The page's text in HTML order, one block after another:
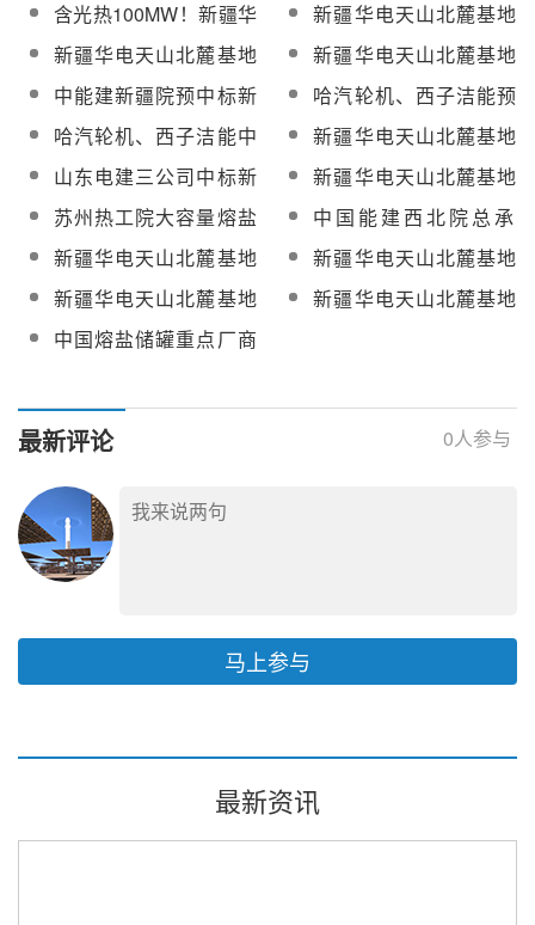
含光热100MW！新疆华
电天山北麓基地610万
千瓦新能源项目招标
新疆华电天山北麓基地
610万千瓦新能源项目
100MW光热发电工程监
理服务招标
新疆华电天山北麓基地
100MW光热发电工程汽
轮发电机组、蒸汽发生
器、聚光集热系统采购
新疆华电天山北麓基地
100MW光热发电工程发
电常规岛及吸热塔、定
日镜场建筑安装工程招
标
中能建新疆院预中标新
疆华电天山北麓基地
100MW光热发电工程监
理服务
哈汽轮机、西子洁能预
中标新疆华电天山北麓
基地100MW光热发电工
程EPC总承包项目主机
设备采购
哈汽轮机、西子洁能中
标新疆华电天山北麓基
地100MW光热发电工程
EPC总承包项目主机设
备采购
新疆华电天山北麓基地
100MW光热发电工程聚
光集热系统中标候选人
公示
山东电建三公司中标新
疆华电天山北麓基地
100MW光热工程发电常
规岛及吸热塔建筑安装
工程
新疆华电天山北麓基地
100MW光热发电工程
EPC总承包项目冷热盐
泵、调温泵等采购
苏州热工院大容量熔盐
储罐结构设计与关键技
术研究项目采购
中国能建西北院总承
包，新疆华电天山北麓
100MW光热项目吸热塔
基础浇筑第一罐混凝土
新疆华电天山北麓基地
100MW光热发电工程
EPC总承包项目液态太
阳盐采购
新疆华电天山北麓基地
100MW光热发电工程
EPC总承包项目设备监
新疆华电天山北麓基地
100MW光热发电工程
EPC总承包项目进口熔
新疆华电天山北麓基地
阀、高温高压国产阀门
中国熔盐储罐重点厂商
最新评论 0人参与
马上参与
最新资讯